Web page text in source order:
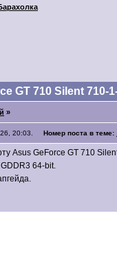
GT 710 Silent 710-
»
20:03. Номер поста в теме:
Asus GeForce GT 710
64-bit.